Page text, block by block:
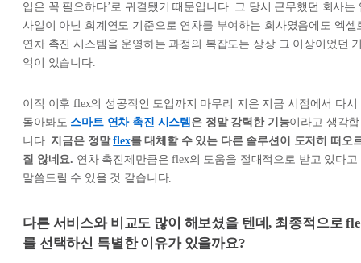
입은 꼭 필요하다’로 귀결됐기 때문입니다. 그 당시 근무했던 회사는
사일이 아닌 회계연도 기준으로 연차를 부여하는 회사였음에도 엑셀
연차 촉진 시스템을 운영하는 과정의 복잡도는 상상 그 이상이었던
억이 있습니다.
이직 이후 flex의 성공적인 도입까지 마무리 지은 지금 시점에서 다시
돌아봐도 스마트 연차 촉진 시스템 은 정말 강력한 기능이라고 생각합
니다. 지금은 정말flex를 대체할 수 있는 다른 솔루션이 도저히 떠오
질 않네요. 연차 촉진제만큼은 flex의 도움을 절대적으로 받고 있다고
말씀드릴 수 있을 것 같습니다.
다른 서비스와 비교도 많이 해보셨을 텐데, 최종적으로
를 선택하신 특별한 이유가 있을까요?